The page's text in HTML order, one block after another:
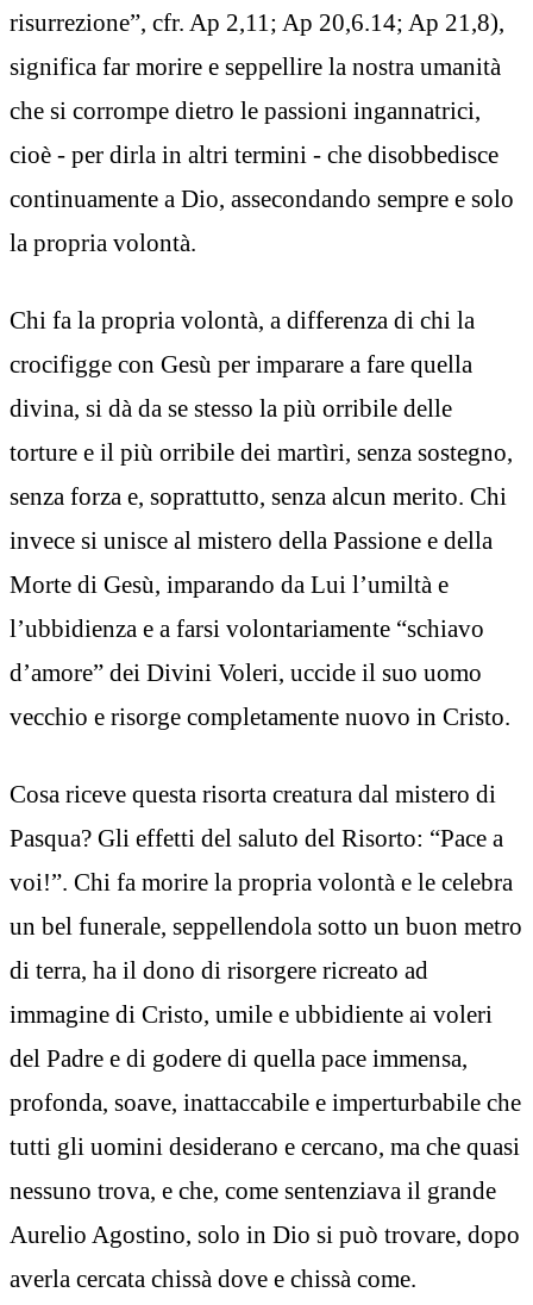
risurrezione”, cfr. Ap 2,11; Ap 20,6.14; Ap 21,8),
significa far morire e seppellire la nostra umanità
che si corrompe dietro le passioni ingannatrici,
cioè - per dirla in altri termini - che disobbedisce
continuamente a Dio, assecondando sempre e solo
la propria volontà.
Chi fa la propria volontà, a differenza di chi la
crocifigge con Gesù per imparare a fare quella
divina, si dà da se stesso la più orribile delle
torture e il più orribile dei martìri, senza sostegno,
senza forza e, soprattutto, senza alcun merito. Chi
invece si unisce al mistero della Passione e della
Morte di Gesù, imparando da Lui l’umiltà e
l’ubbidienza e a farsi volontariamente “schiavo
d’amore” dei Divini Voleri, uccide il suo uomo
vecchio e risorge completamente nuovo in Cristo.
Cosa riceve questa risorta creatura dal mistero di
Pasqua? Gli effetti del saluto del Risorto: “Pace a
voi!”. Chi fa morire la propria volontà e le celebra
un bel funerale, seppellendola sotto un buon metro
di terra, ha il dono di risorgere ricreato ad
immagine di Cristo, umile e ubbidiente ai voleri
del Padre e di godere di quella pace immensa,
profonda, soave, inattaccabile e imperturbabile che
tutti gli uomini desiderano e cercano, ma che quasi
nessuno trova, e che, come sentenziava il grande
Aurelio Agostino, solo in Dio si può trovare, dopo
averla cercata chissà dove e chissà come.